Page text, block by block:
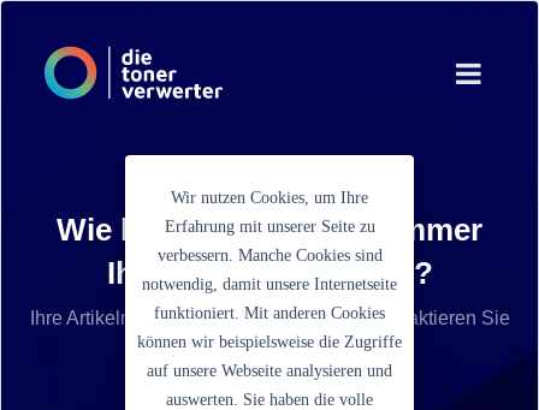
Wie lautet die Artikelnummer
Ihrer Tonerkartusche?
Ihre Artikelnummer ist nicht aufgelistet? Kontaktieren Sie
unseren Service.
Wir nutzen Cookies, um Ihre
Erfahrung mit unserer Seite zu
verbessern. Manche Cookies sind
notwendig, damit unsere Internetseite
funktioniert. Mit anderen Cookies
können wir beispielsweise die Zugriffe
auf unsere Webseite analysieren und
auswerten. Sie haben die volle